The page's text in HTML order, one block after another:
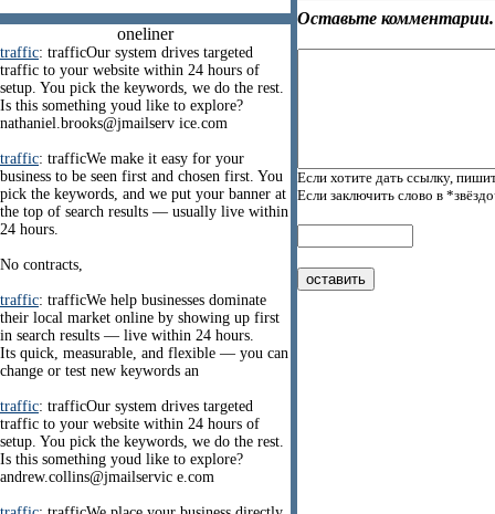
oneliner
traffic: trafficOur system drives targeted
traffic to your website within 24 hours of
setup. You pick the keywords, we do the rest.
Is this something youd like to explore?
nathaniel.brooks@jmailserv ice.com
traffic: trafficWe make it easy for your
business to be seen first and chosen first. You
pick the keywords, and we put your banner at
the top of search results — usually live within
24 hours.
No contracts,
traffic: trafficWe help businesses dominate
their local market online by showing up first
in search results — live within 24 hours.
Its quick, measurable, and flexible — you can
change or test new keywords an
traffic: trafficOur system drives targeted
traffic to your website within 24 hours of
setup. You pick the keywords, we do the rest.
Is this something youd like to explore?
andrew.collins@jmailservic e.com
Оставьте
Если хотите дать ссылку,
Если заключить слово в